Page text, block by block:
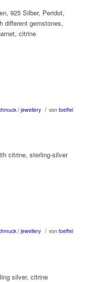
925 Silber, Peridot,
different gemstones,
citrine
/ jewellery / von toeffel
citrine, sterling-silver
/ jewellery / von toeffel
silver, citrine